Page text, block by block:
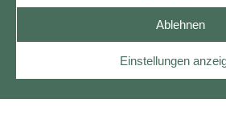
Ablehnen
Einstellungen